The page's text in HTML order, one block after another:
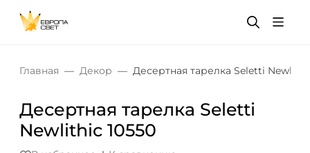
Главная Декор Десертная тарелка Seletti
Десертная тарелка Seletti
Newlithic 10550